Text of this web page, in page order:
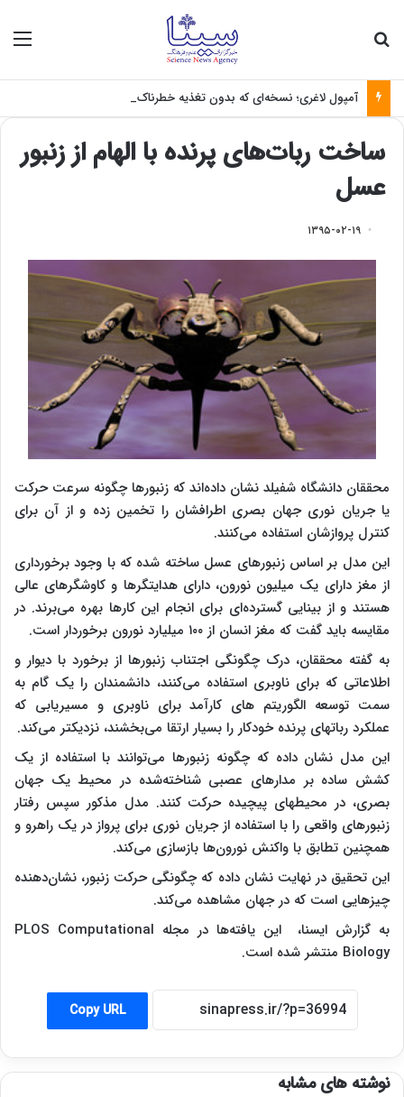
آمپول لاغری؛ نسخه‌ای که بدون تغذیه خطرناک می‌شود
ساخت ربات‌های پرنده با الهام از زنبور
عسل
۱۳۹۵-۰۲-۱۹
محققان دانشگاه شفیلد نشان داده‌اند که زنبورها چگونه سرعت حرکت
یا جریان نوری جهان بصری اطرافشان را تخمین زده و از آن برای
کنترل پروازشان استفاده می‌کنند.
این مدل بر اساس زنبورهای عسل ساخته شده که با وجود برخورداری
از مغز دارای یک میلیون نورون، دارای هدایتگرها و کاوشگرهای عالی
هستند و از بینایی گسترده‌ای برای انجام این کارها بهره می‌برند. در
مقایسه باید گفت که مغز انسان از ۱۰۰ میلیارد نورون برخوردار است.
به گفته محققان، درک چگونگی اجتناب زنبورها از برخورد با دیوار و
اطلاعاتی که برای ناوبری استفاده می‌کنند، دانشمندان را یک گام به
سمت توسعه الگوریتم های کارآمد برای ناوبری و مسیریابی که
عملکرد رباتهای پرنده خودکار را بسیار ارتقا می‌بخشند، نزدیکتر می‌کند.
این مدل نشان داده که چگونه زنبورها می‌توانند با استفاده از یک
کشش ساده بر مدارهای عصبی شناخته‌شده در محیط یک جهان
بصری، در محیطهای پیچیده حرکت کنند. مدل مذکور سپس رفتار
زنبورهای واقعی را با استفاده از جریان نوری برای پرواز در یک راهرو و
همچنین تطابق با واکنش نورون‌ها بازسازی می‌کند.
این تحقیق در نهایت نشان داده که چگونگی حرکت زنبور، نشان‌دهنده
چیزهایی است که در جهان مشاهده می‌کند.
به گزارش ایسنا،
این یافته‌ها در مجله PLOS Computational
Biology منتشر شده است.
Copy URL
نوشته های مشابه